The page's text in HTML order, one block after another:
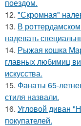
поездом.
12. "Скромная"
13. В
надевать
14. Рыжая кошка
главных любимиц
искусства.
15. Фанаты 65-
стиля назвали.
16. Угловой диван
покупателей.